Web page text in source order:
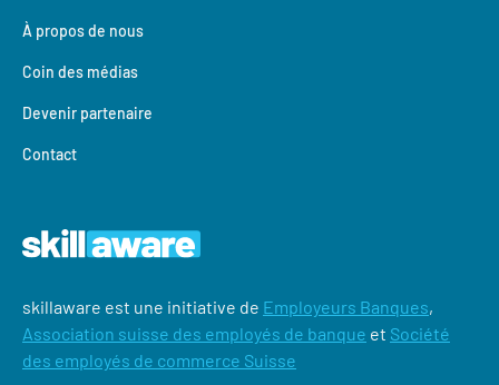
À propos de nous
Coin des médias
Devenir partenaire
Contact
skillaware est une initiative de Employeurs Banques,
Association suisse des employés de banque et Société
des employés de commerce Suisse